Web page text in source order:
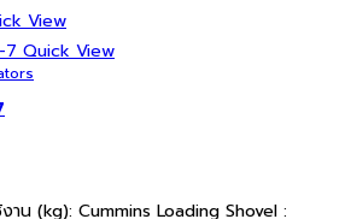
View
Quick View
งาน (kg): Cummins Loading Shovel :